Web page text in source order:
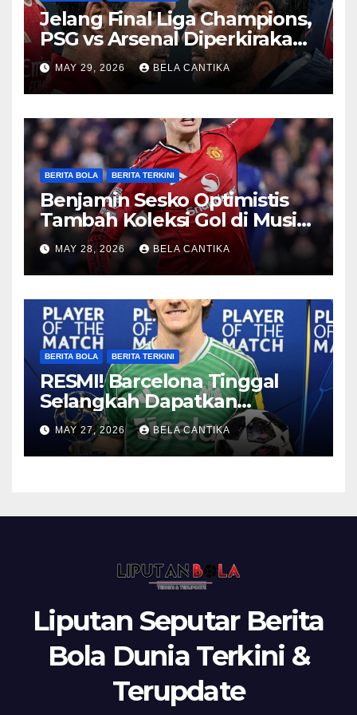
Jelang Final Liga Champions,
PSG vs Arsenal Diperkirakan
Sengit
MAY 29, 2026 BELA CANTIKA
BERITA BOLA BERITA TERKINI
Benjamin Sesko Optimistis
Tambah Koleksi Gol di Musim
2026/27
MAY 28, 2026 BELA CANTIKA
BERITA BOLA BERITA TERKINI
RESMI! Barcelona Tinggal
Selangkah Dapatkan
Anthony Gordon
MAY 27, 2026 BELA CANTIKA
Liputan Seputar Berita
Bola Dunia Terkini &
Terupdate